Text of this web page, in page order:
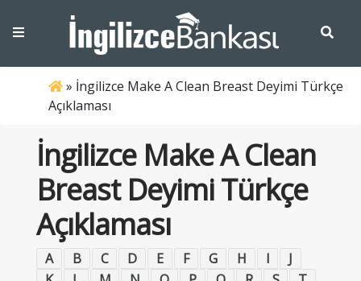
» İngilizce Make A Clean Breast Deyimi Türkçe
Açıklaması
İngilizce Make A Clean
Breast Deyimi Türkçe
Açıklaması
A B C D E F G H I
J